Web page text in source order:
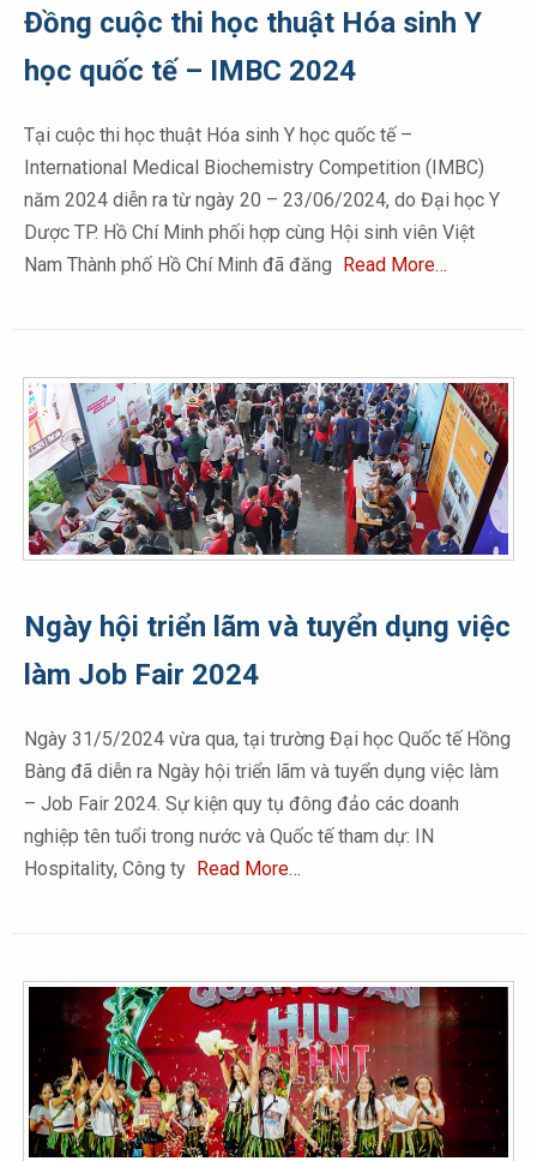
Đồng cuộc thi học thuật Hóa sinh Y
học quốc tế – IMBC 2024
Tại cuộc thi học thuật Hóa sinh Y học quốc tế –
International Medical Biochemistry Competition (IMBC)
năm 2024 diễn ra từ ngày 20 – 23/06/2024, do Đại học Y
Dược TP. Hồ Chí Minh phối hợp cùng Hội sinh viên Việt
Nam Thành phố Hồ Chí Minh đã đăng Read More…
Ngày hội triển lãm và tuyển dụng việc
làm Job Fair 2024
Ngày 31/5/2024 vừa qua, tại trường Đại học Quốc tế Hồng
Bàng đã diễn ra Ngày hội triển lãm và tuyển dụng việc làm
– Job Fair 2024. Sự kiện quy tụ đông đảo các doanh
nghiệp tên tuổi trong nước và Quốc tế tham dự: IN
Hospitality, Công ty Read More…